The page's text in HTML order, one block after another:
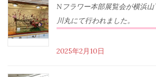
Nフラワー本部展覧会が横浜
川丸にて行われました。
2025年2月10日